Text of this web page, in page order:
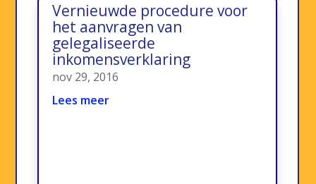
Vernieuwde procedure voor
het aanvragen van
gelegaliseerde
inkomensverklaring
nov 29, 2016
Lees meer